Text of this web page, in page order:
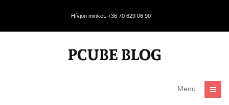
Hívjon minket: +36 70 629 06 90
Menü